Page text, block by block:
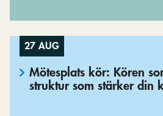
27 AUG
Mötesplats kör: Kören
struktur som stärker din